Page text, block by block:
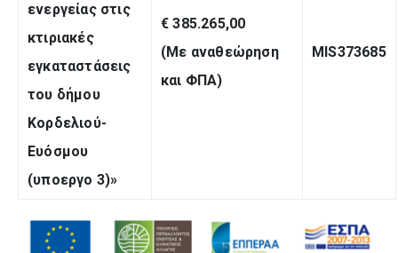
ενεργείας στις
κτιριακές
εγκαταστάσεις
του δήμου
Κορδελιού-
Ευόσμου
(υποεργο 3)»
€ 385.265,00
(Με αναθεώρηση
και ΦΠΑ)
MIS373685